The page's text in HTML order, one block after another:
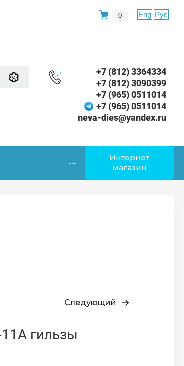
0 Eng Рус
+7 (812) 3364334
+7 (812) 3090399
+7 (965) 0511014
+7 (965) 0511014
neva-dies@yandex.ru
...
Интернет
магазин
Следующий
гильзы